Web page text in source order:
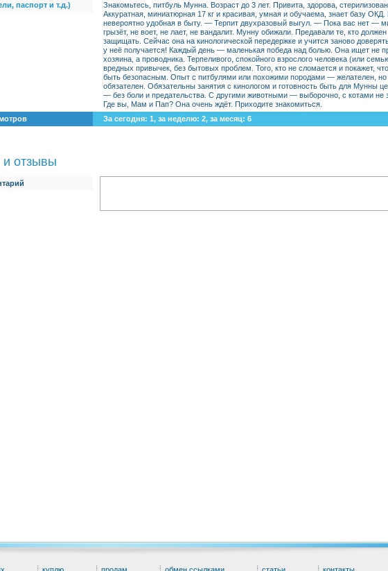
паспорт и т.д.)
Знакомьтесь, питбуль Мунна. Возраст до 3 лет. Привита, здорова,
Аккуратная, миниатюрная 17 кг и красивая, умная и обучаема, знает базу ОКД.
невероятно удобная в быту. — Терпит двухразовый выгул. — Пока вас нет —
грызёт, не воет, не лает, не вандалит. Мунну обижали. Предавали те, кто
защищать. Сейчас она на кинологической передержке и учится заново
у неё получается! Каждый день — маленькая победа над болью. Она ищет не
хозяина, а проводника. Терпеливого, спокойного взрослого человека (или
вредных привычек, без бытовых проблем. Того, кто не сломается и покажет,
быть безопасным. Опыт с питбулями или похожими породами — желателен, но
обязателен. Обязательны занятия с кинологом и готовность быть для Мунны
— без боли и предательства. С другими животными — выборочно, с котами не
Где вы, Мам и Пап? Она очень ждёт. Приходите знакомиться.
За сегодня: 1, за неделю: 2, за месяц: 6
отзывы